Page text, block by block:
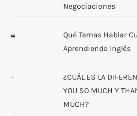
Negociaciones
Qué Temas Hablar
Aprendiendo Inglés
¿CUÁL ES LA
YOU SO MUCH Y
MUCH?